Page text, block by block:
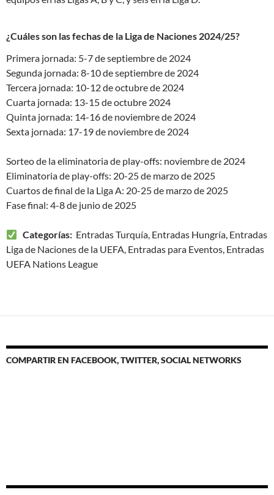
¿Cuáles son las fechas de la Liga de Naciones 2024/25?
Primera jornada: 5-7 de septiembre de 2024
Segunda jornada: 8-10 de septiembre de 2024
Tercera jornada: 10-12 de octubre de 2024
Cuarta jornada: 13-15 de octubre 2024
Quinta jornada: 14-16 de noviembre de 2024
Sexta jornada: 17-19 de noviembre de 2024
Sorteo de la eliminatoria de play-offs: noviembre de 2024
Eliminatoria de play-offs: 20-25 de marzo de 2025
Cuartos de final de la Liga A: 20-25 de marzo de 2025
Fase final: 4-8 de junio de 2025
Categorías: Entradas Turquía, Entradas Hungría, Entradas
Liga de Naciones de la UEFA, Entradas para Eventos, Entradas
UEFA Nations League
COMPARTIR EN FACEBOOK, TWITTER, SOCIAL NETWORKS